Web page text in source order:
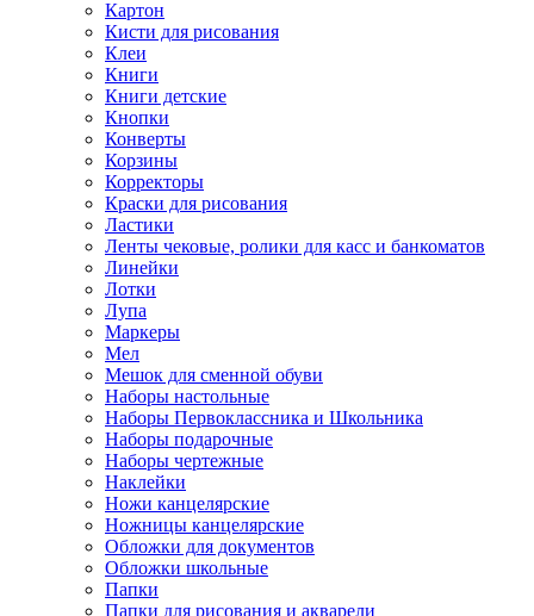
Картон
Кисти для рисования
Клеи
Книги
Книги детские
Кнопки
Конверты
Корзины
Корректоры
Краски для рисования
Ластики
Ленты чековые, ролики для касс и банкоматов
Линейки
Лотки
Лупа
Маркеры
Мел
Мешок для сменной обуви
Наборы настольные
Наборы Первоклассника и Школьника
Наборы подарочные
Наборы чертежные
Наклейки
Ножи канцелярские
Ножницы канцелярские
Обложки для документов
Обложки школьные
Папки
Папки для рисования и акварели